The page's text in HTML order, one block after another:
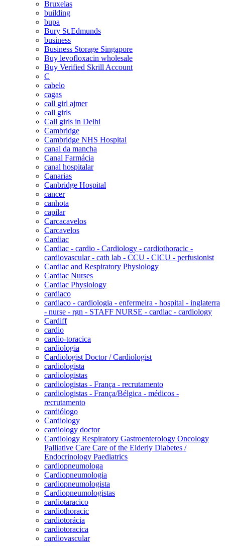
Bruxelas
building
bupa
Bury St.Edmunds
business
Business Storage Singapore
Buy levofloxacin wholesale
Buy Verified Skrill Account
C
cabelo
cagas
call girl ajmer
call girls
Call girls in Delhi
Cambridge
Cambridge NHS Hospital
canal da mancha
Canal Farmácia
canal hospitalar
Canarias
Canbridge Hospital
cancer
canhota
capilar
Carcacavelos
Carcavelos
Cardiac
Cardiac - cardio - Cardiology - cardiothoracic -
cardiovascular - cath lab - CCU - CICU - perfusionist
Cardiac and Respiratory Physiology
Cardiac Nurses
Cardiac Physiology
cardiaco
cardiaco - cardiologia - enfermeira - hospital - inglaterra
- nurse - rgn - STAFF NURSE - cardiac - cardiology
Cardiff
cardio
cardio-toracica
cardiologia
Cardiologist Doctor / Cardiologist
cardiologista
cardiologistas
cardiologistas - França - recrutamento
cardiologistas - França/Bélgica - médicos -
recrutamento
cardiólogo
Cardiology
cardiology doctor
Cardiology Respiratory Gastroenterology Oncology
Palliative Care Care of the Elderly Diabetes /
Endocrinology Paediatrics
cardiopneumologa
Cardiopneumologia
cardiopneumologista
Cardiopneumologistas
cardiotaracico
cardiothoracic
cardiotorácia
cardiotoracica
cardiovascular